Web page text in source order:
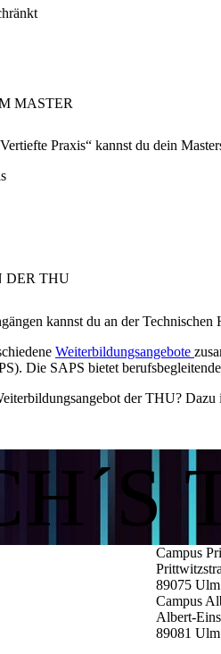
MASTER
Praxis“ kannst du dein
DER THU
kannst du an der
Weiterbildungsangebote
Die SAPS bietet
der THU? Dazu
Campus
89075 Ulm
Campus
Albert-
89081 Ulm